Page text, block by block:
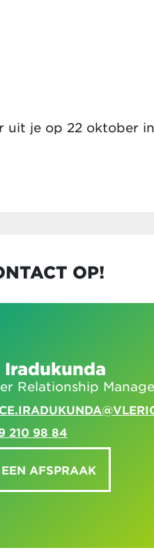
uit je op 22 oktober
OP!
Iradukunda
Relationship
210 98 84
AFSPRAAK